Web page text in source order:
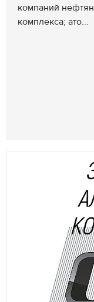
компаний
комплекса; ато...